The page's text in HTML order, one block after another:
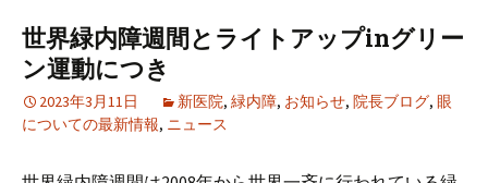
ン
ツ
へ
ス
キ
プ
世界緑内障週間とライトアップinグリー
ン運動につき
2023年3月11日 新医院, 緑内障, お知らせ, 院長ブログ, 眼
についての最新情報, ニュース